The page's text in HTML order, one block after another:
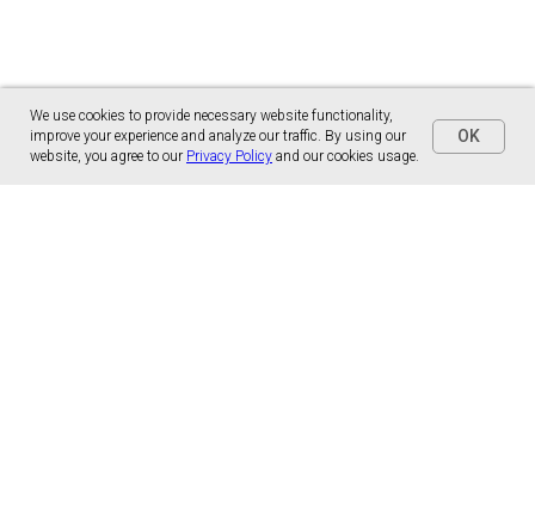
We use cookies to provide necessary website functionality,
improve your experience and analyze our traffic. By using our
website, you agree to our Privacy Policy and our cookies usage.
OK